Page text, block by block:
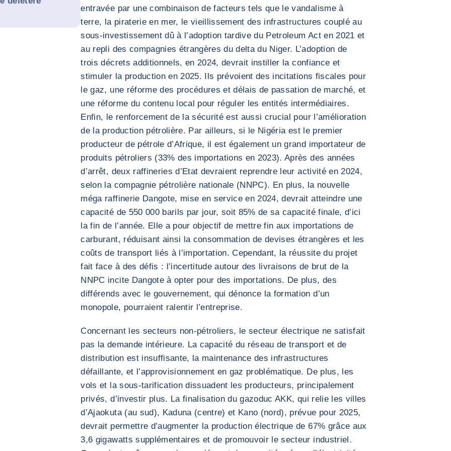
entravée par une combinaison de facteurs tels que le vandalisme à
terre, la piraterie en mer, le vieillissement des infrastructures couplé au
sous-investissement dû à l’adoption tardive du Petroleum Act en 2021 et
au repli des compagnies étrangères du delta du Niger. L’adoption de
trois décrets additionnels, en 2024, devrait instiller la confiance et
stimuler la production en 2025. Ils prévoient des incitations fiscales pour
le gaz, une réforme des procédures et délais de passation de marché, et
une réforme du contenu local pour réguler les entités intermédiaires.
Enfin, le renforcement de la sécurité est aussi crucial pour l’amélioration
de la production pétrolière. Par ailleurs, si le Nigéria est le premier
producteur de pétrole d’Afrique, il est également un grand importateur de
produits pétroliers (33% des importations en 2023). Après des années
d’arrêt, deux raffineries d’Etat devraient reprendre leur activité en 2024,
selon la compagnie pétrolière nationale (NNPC). En plus, la nouvelle
méga raffinerie Dangote, mise en service en 2024, devrait atteindre une
capacité de 550 000 barils par jour, soit 85% de sa capacité finale, d’ici
la fin de l’année. Elle a pour objectif de mettre fin aux importations de
carburant, réduisant ainsi la consommation de devises étrangères et les
coûts de transport liés à l’importation. Cependant, la réussite du projet
fait face à des défis : l’incertitude autour des livraisons de brut de la
NNPC incite Dangote à opter pour des importations. De plus, des
différends avec le gouvernement, qui dénonce la formation d’un
monopole, pourraient ralentir l’entreprise.
Concernant les secteurs non-pétroliers, le secteur électrique ne satisfait
pas la demande intérieure. La capacité du réseau de transport et de
distribution est insuffisante, la maintenance des infrastructures
défaillante, et l’approvisionnement en gaz problématique. De plus, les
vols et la sous-tarification dissuadent les producteurs, principalement
privés, d’investir plus. La finalisation du gazoduc AKK, qui relie les villes
d’Ajaokuta (au sud), Kaduna (centre) et Kano (nord), prévue pour 2025,
devrait permettre d’augmenter la production électrique de 67% grâce aux
3,6 gigawatts supplémentaires et de promouvoir le secteur industriel.